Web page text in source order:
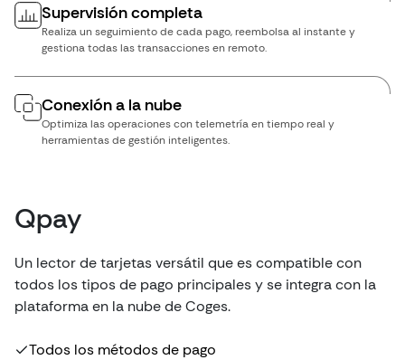
Supervisión completa
Realiza un seguimiento de cada pago, reembolsa al instante y
gestiona todas las transacciones en remoto.
Conexión a la nube
Optimiza las operaciones con telemetría en tiempo real y
herramientas de gestión inteligentes.
Qpay
Un lector de tarjetas versátil que es compatible con
todos los tipos de pago principales y se integra con la
plataforma en la nube de Coges.
Todos los métodos de pago